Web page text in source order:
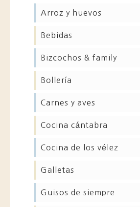
arroz y huevos
bebidas
bizcochos & family
bollería
carnes y aves
cocina cántabra
cocina de los vélez
galletas
guisos de siempre